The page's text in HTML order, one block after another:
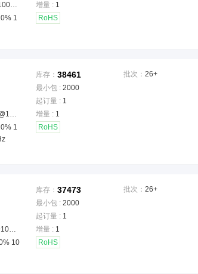
4Ω@100kHz
1
增量 : 1
RoHS
800mΩ@100kHz
1
库存：38461
最小包 :2000
起订量 : 1
增量 : 1
RoHS
批次： 26+
1.4Ω@100kHz
10
库存：37473
最小包 :2000
起订量 : 1
增量 : 1
RoHS
批次： 26+